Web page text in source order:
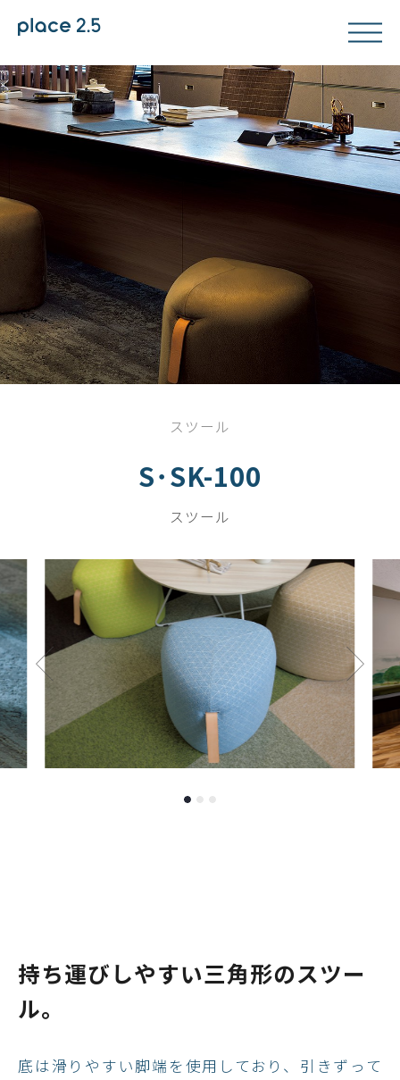
スツール
S･SK-100
スツール
持ち運びしやすい三角形のスツー
ル。
底は滑りやすい脚端を使用しており、引きずって